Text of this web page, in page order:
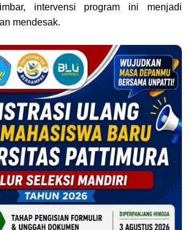
intervensi program ini menjadi
mendesak.